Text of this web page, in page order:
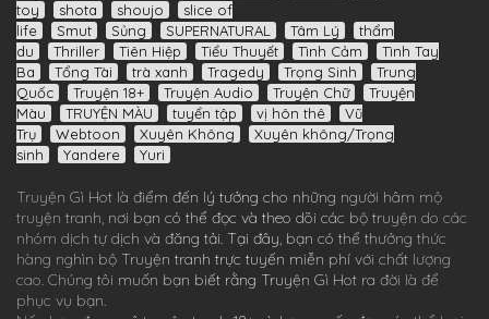
toy
shota shoujo
slice of
life
Smut Sủng SUPERNATURAL Tâm Lý
thẩm
du
Thriller Tiên Hiệp Tiểu Thuyết Tình Cảm
Tình Tay
Ba
Tổng Tài trà xanh Tragedy Trọng Sinh
Trung
Quốc
Truyện 18+ Truyện Audio Truyện Chữ
Truyện
Màu
TRUYỆN MÀU tuyển tập vị hôn thê
Vũ
Trụ
Webtoon Xuyên Không
Xuyên không/Trọng
sinh
Yandere Yuri
Truyện Gì Hot là điểm đến lý tưởng cho những người hâm mộ
truyện tranh, nơi bạn có thể đọc và theo dõi các bộ truyện do các
nhóm dịch tự dịch và đăng tải. Tại đây, bạn có thể thưởng thức
hàng nghìn bộ Truyện tranh trực tuyến miễn phí với chất lượng
cao. Chúng tôi muốn bạn biết rằng Truyện Gì Hot ra đời là để
phục vụ bạn.